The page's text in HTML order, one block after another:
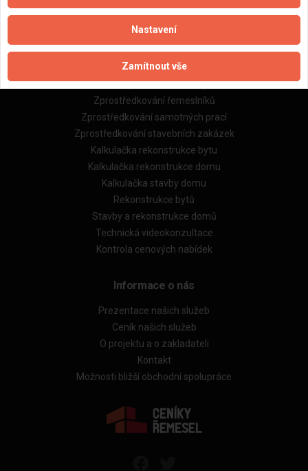
Reference
Naše služby
Servis pro stavební firmy
Zprostředkování řemeslníků
Zprostředkování samotných prací
Zprostředkování stavebních zakázek
Kalkulačka rekonstrukce bytu
Kalkulačka rekonstrukce domu
Kalkulačka stavby domu
Rekonstrukce bytů
Stavby a rekonstrukce domů
Technická videokonzultace
Kontrola cenových nabídek
Informace o nás
Prezentace našich služeb
Ceník našich služeb
O projektu a o zakladateli
Kontakt
Možnosti bližší obchodní spolupráce
Nastavení
Zamítnout vše